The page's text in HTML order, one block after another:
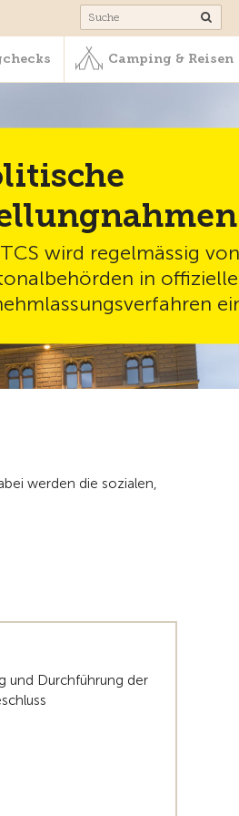
Fahrzeugchecks Camping & Reisen
Camping & Reisen
wird regelmässig
in offizielle
werden die sozialen,
und Durchführung der